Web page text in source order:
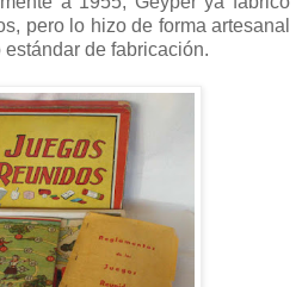
pero lo hizo de forma artesanal
de fabricación.